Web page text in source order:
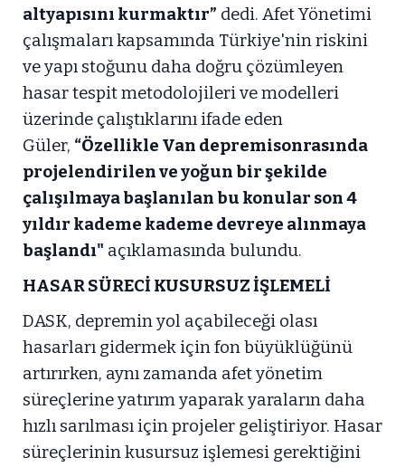
altyapısını kurmaktır” dedi. Afet Yönetimi
çalışmaları kapsamında Türkiye'nin riskini
ve yapı stoğunu daha doğru çözümleyen
hasar tespit metodolojileri ve modelleri
üzerinde çalıştıklarını ifade eden
Güler, “Özellikle Van depremisonrasında
projelendirilen ve yoğun bir şekilde
çalışılmaya başlanılan bu konular son 4
yıldır kademe kademe devreye alınmaya
başlandı" açıklamasında bulundu.
HASAR SÜRECİ KUSURSUZ İŞLEMELİ
DASK, depremin yol açabileceği olası
hasarları gidermek için fon büyüklüğünü
artırırken, aynı zamanda afet yönetim
süreçlerine yatırım yaparak yaraların daha
hızlı sarılması için projeler geliştiriyor. Hasar
süreçlerinin kusursuz işlemesi gerektiğini